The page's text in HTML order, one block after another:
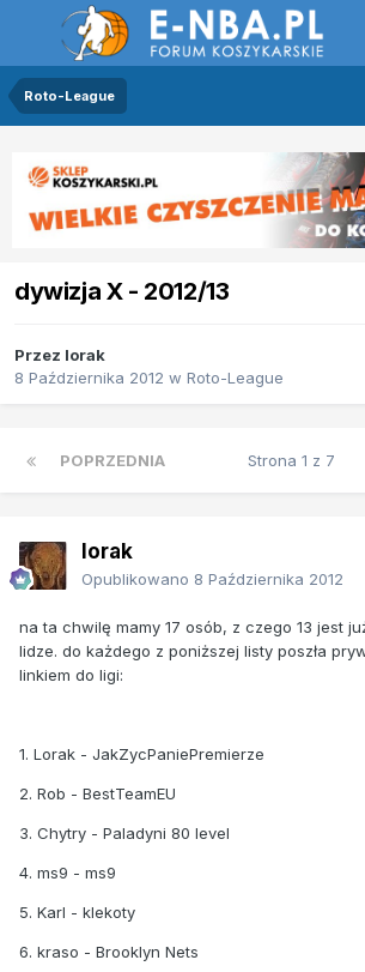
Roto-League
dywizja X - 2012/13
Przez lorak
8 Października 2012 w Roto-League
POPRZEDNIA Strona 1 z 7
lorak
Opublikowano 8 Października 2012
na ta chwilę mamy 17 osób, z czego 13 jest
lidze. do każdego z poniższej listy poszła
linkiem do ligi:
1. Lorak - JakZycPaniePremierze
2. Rob - BestTeamEU
3. Chytry - Paladyni 80 level
4. ms9 - ms9
5. Karl - klekoty
6. kraso - Brooklyn Nets